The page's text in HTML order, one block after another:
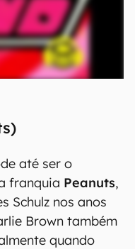
até ser o
franquia Peanuts,
Schulz nos anos
Brown também
quando